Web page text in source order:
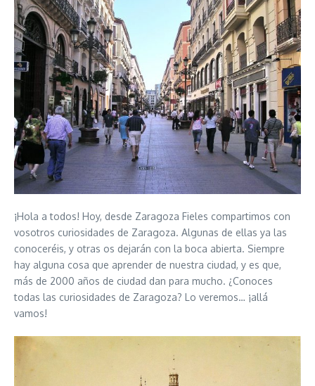
¡Hola a todos! Hoy, desde Zaragoza Fieles compartimos con
vosotros curiosidades de Zaragoza. Algunas de ellas ya las
conoceréis, y otras os dejarán con la boca abierta. Siempre
hay alguna cosa que aprender de nuestra ciudad, y es que,
más de 2000 años de ciudad dan para mucho. ¿Conoces
todas las curiosidades de Zaragoza? Lo veremos… ¡allá
vamos!